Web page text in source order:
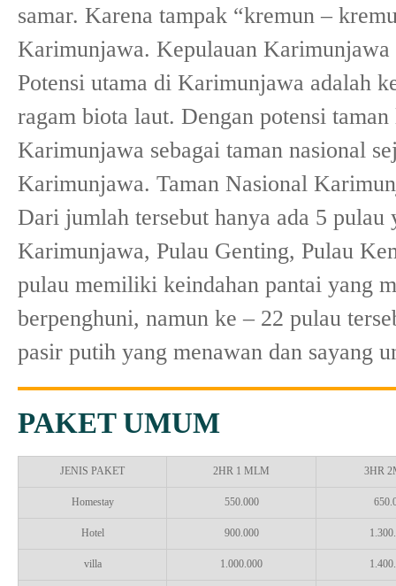
samar. Karena tampak “kremun –
Karimunjawa. Kepulauan
Potensi utama di Karimunjawa adalah
ragam biota laut. Dengan potensi
Karimunjawa sebagai taman nasional
Karimunjawa. Taman Nasional
Dari jumlah tersebut hanya ada 5 pulau
Karimunjawa, Pulau Genting, Pulau
pulau memiliki keindahan pantai yang
berpenghuni, namun ke – 22 pulau
pasir putih yang menawan dan sayang
PAKET UMUM
JENIS PAKET 2HR 1 MLM 3HR
Homestay 550.000
Hotel 900.000
villa 1.000.000